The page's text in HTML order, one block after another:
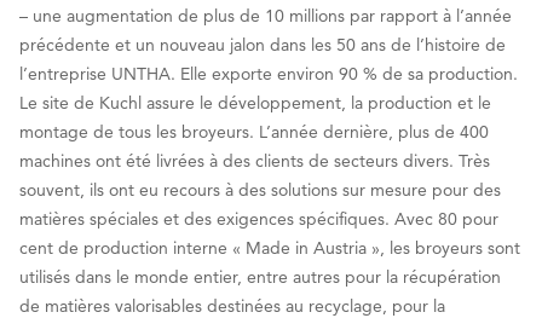
– une augmentation de plus de 10 millions par rapport à l’année
précédente et un nouveau jalon dans les 50 ans de l’histoire de
l’entreprise UNTHA. Elle exporte environ 90 % de sa production.
Le site de Kuchl assure le développement, la production et le
montage de tous les broyeurs. L’année dernière, plus de 400
machines ont été livrées à des clients de secteurs divers. Très
souvent, ils ont eu recours à des solutions sur mesure pour des
matières spéciales et des exigences spécifiques. Avec 80 pour
cent de production interne « Made in Austria », les broyeurs sont
utilisés dans le monde entier, entre autres pour la récupération
de matières valorisables destinées au recyclage, pour la